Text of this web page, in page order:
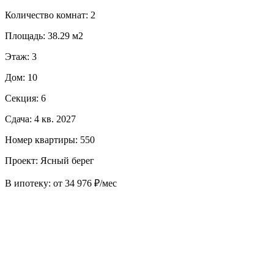
Количество комнат: 2
Площадь: 38.29 м2
Этаж: 3
Дом: 10
Секция: 6
Сдача: 4 кв. 2027
Номер квартиры: 550
Проект: Ясный берег
В ипотеку: от 34 976 ₽/мес